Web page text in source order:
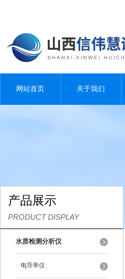
网站首页 关于我们
产品展示
PRODUCT DISPLAY
水质检测分析仪
电导率仪